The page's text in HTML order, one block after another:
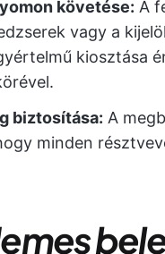
követése: A
vagy a
kiosztása
biztosítása: A
minden